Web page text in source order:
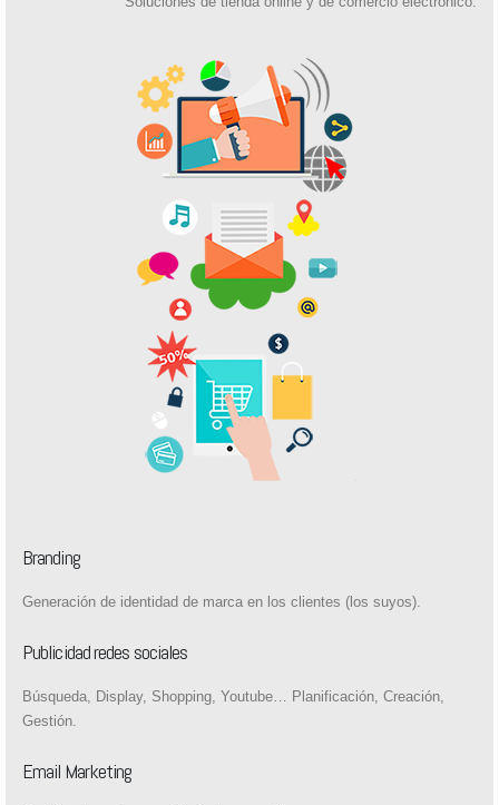
Branding
Generación de identidad de marca en los clientes (los suyos).
Publicidad redes sociales
Búsqueda, Display, Shopping, Youtube… Planificación, Creación,
Gestión.
Email Marketing